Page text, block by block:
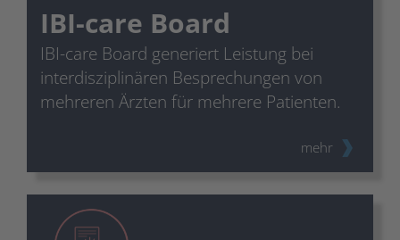
IBI-care Board
IBI-care Board generiert Leistung bei
interdisziplinären Besprechungen von
mehreren Ärzten für mehrere Patienten.
mehr